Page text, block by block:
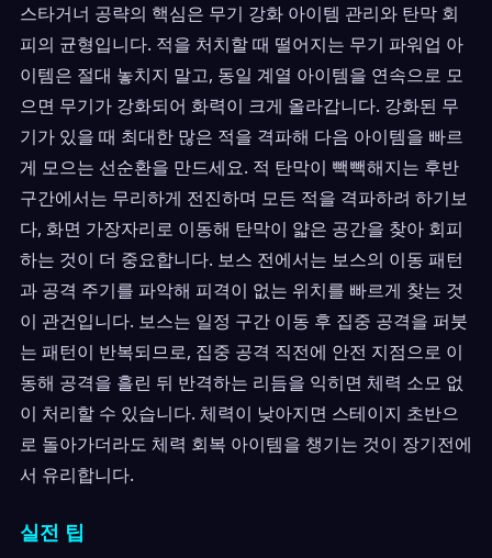
스타거너 공략의 핵심은 무기 강화 아이템 관리와 탄막 회
피의 균형입니다. 적을 처치할 때 떨어지는 무기 파워업 아
이템은 절대 놓치지 말고, 동일 계열 아이템을 연속으로 모
으면 무기가 강화되어 화력이 크게 올라갑니다. 강화된 무
기가 있을 때 최대한 많은 적을 격파해 다음 아이템을 빠르
게 모으는 선순환을 만드세요. 적 탄막이 빽빽해지는 후반
구간에서는 무리하게 전진하며 모든 적을 격파하려 하기보
다, 화면 가장자리로 이동해 탄막이 얇은 공간을 찾아 회피
하는 것이 더 중요합니다. 보스 전에서는 보스의 이동 패턴
과 공격 주기를 파악해 피격이 없는 위치를 빠르게 찾는 것
이 관건입니다. 보스는 일정 구간 이동 후 집중 공격을 퍼붓
는 패턴이 반복되므로, 집중 공격 직전에 안전 지점으로 이
동해 공격을 흘린 뒤 반격하는 리듬을 익히면 체력 소모 없
이 처리할 수 있습니다. 체력이 낮아지면 스테이지 초반으
로 돌아가더라도 체력 회복 아이템을 챙기는 것이 장기전에
서 유리합니다.
실전 팁